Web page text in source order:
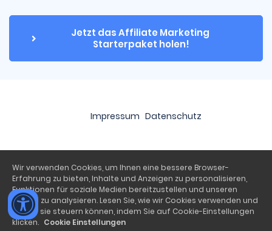
Jetzt das Affiliate Marketing
Starterpaket holen!
Impressum Datenschutz
Wir verwenden Cookies, um Ihnen eine bessere Browser-
Erfahrung zu bieten, Inhalte und Anzeigen zu personalisieren,
Funktionen für soziale Medien bereitzustellen und unseren
Traffic zu analysieren. Lesen Sie, wie wir Cookies verwenden und
wie Sie sie steuern können, indem Sie auf Cookie-Einstellungen
klicken. Cookie Einstellungen